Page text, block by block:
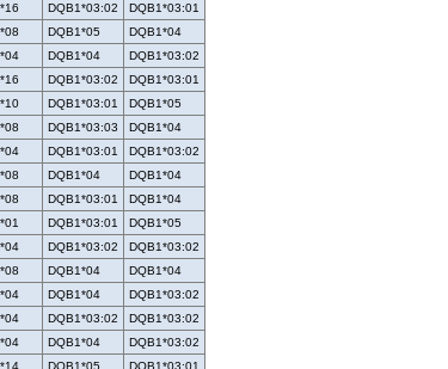
DQB1*03:02
DQB1*03:01
DQB1*05
DQB1*04
DQB1*04
DQB1*03:02
DQB1*03:02
DQB1*03:01
DQB1*03:01
DQB1*05
DQB1*03:03
DQB1*04
DQB1*03:01
DQB1*03:02
DQB1*04
DQB1*04
DQB1*03:01
DQB1*04
DQB1*03:01
DQB1*05
DQB1*03:02
DQB1*03:02
DQB1*04
DQB1*04
DQB1*04
DQB1*03:02
DQB1*03:02
DQB1*03:02
DQB1*04
DQB1*03:02
DQB1*05
DQB1*03:01